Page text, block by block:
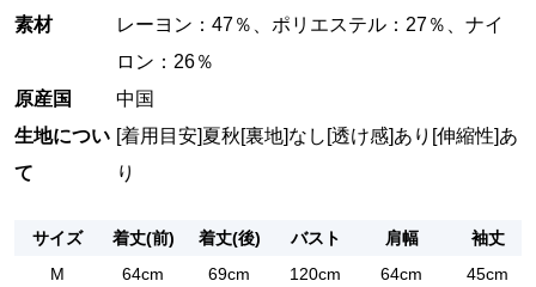
素材
レーヨン：47％、ポリエステル：27％、ナイ
ロン：26％
原産国
中国
生地につい
て
[着用目安]夏秋[裏地]なし [透け感]あり [伸縮性]あ
り
サイズ 着丈(前) 着丈(後) バスト 肩幅
袖丈
M
64cm 69cm 120cm 64cm
45cm